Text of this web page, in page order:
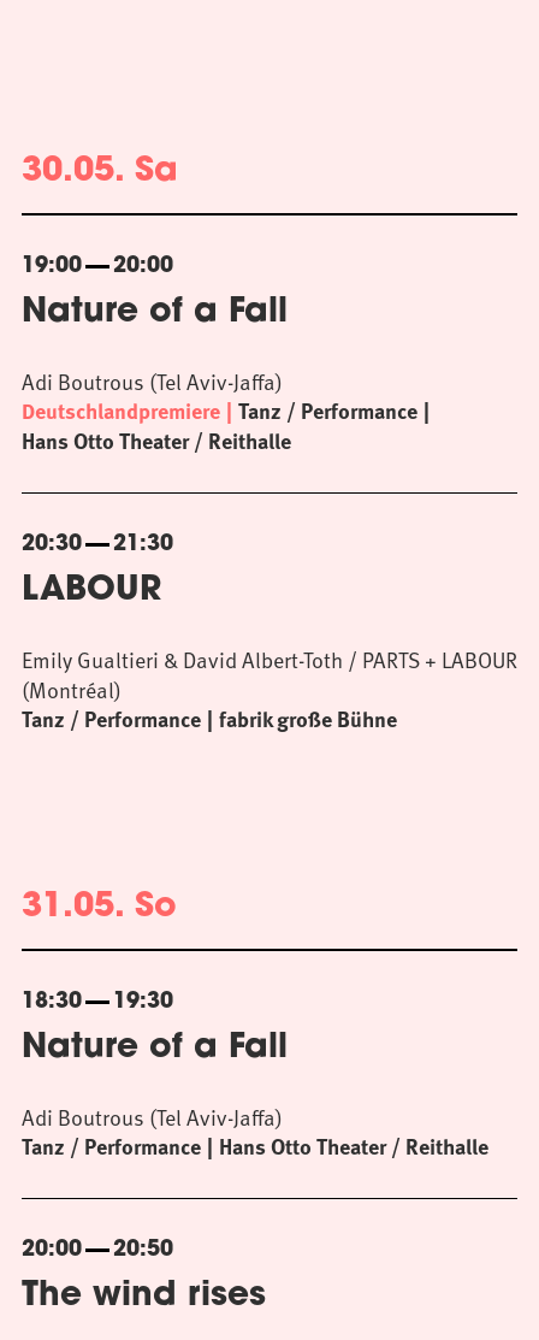
30.05. Sa
19:00 20:00
Nature of a Fall
Deutschlandpremiere Tanz / Performance
Hans Otto Theater / Reithalle
Adi Boutrous (Tel Aviv-Jaffa)
20:30 21:30
LABOUR
Tanz / Performance fabrik große Bühne
Emily Gualtieri & David Albert-Toth / PARTS + LABOUR
(Montréal)
31.05. So
18:30 19:30
Nature of a Fall
Tanz / Performance Hans Otto Theater / Reithalle
Adi Boutrous (Tel Aviv-Jaffa)
20:00 20:50
The wind rises